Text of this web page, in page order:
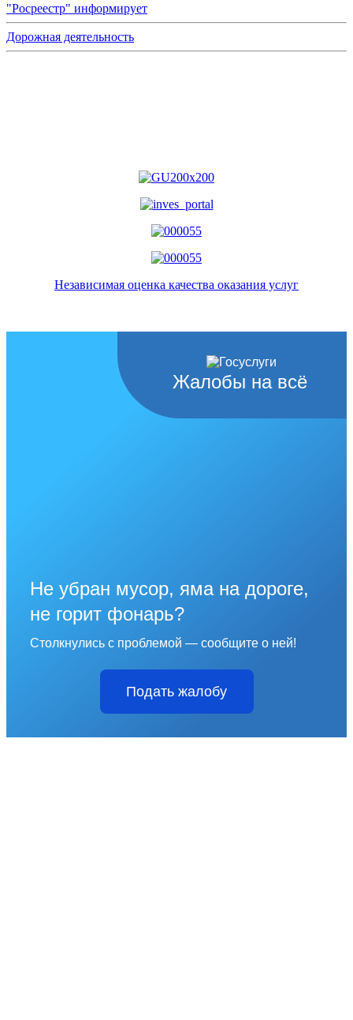
"Росреестр" информирует
Дорожная деятельность
Независимая оценка качества оказания услуг
Жалобы на всё
Не убран мусор, яма на дороге,
не горит фонарь?
Столкнулись с проблемой — сообщите о ней!
Подать жалобу